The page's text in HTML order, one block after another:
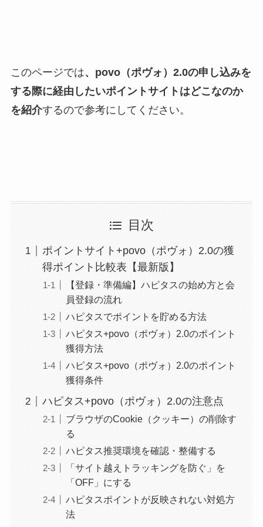
このページでは、povo（ポヴォ）2.0の申し込みを
する際に経由したいポイントサイトはどこなのか
を紹介するので参考にしてください。
目次
ポイントサイト+povo（ポヴォ）2.0の獲
得ポイント比較表【最新版】
【登録・準備編】ハピタスの始め方と会
員登録の流れ
ハピタスでポイントを貯める方法
ハピタス+povo（ポヴォ）2.0のポイント
獲得方法
ハピタス+povo（ポヴォ）2.0のポイント
獲得条件
ハピタス+povo（ポヴォ）2.0の注意点
ブラウザのCookie（クッキー）の削除す
る
ハピタス推奨環境を確認・整備する
「サイト越えトラッキングを防ぐ」を
「OFF」にする
ハピタスポイントが反映されない対処方
法